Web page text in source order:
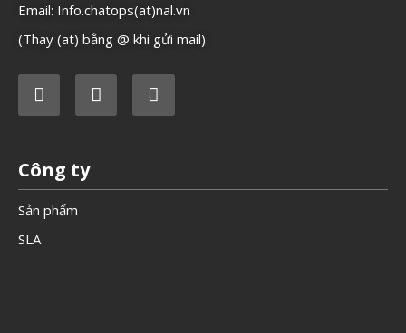
Email: Info.chatops(at)nal.vn
(Thay (at) bằng @ khi gửi mail)
Công ty
Sản phẩm
SLA